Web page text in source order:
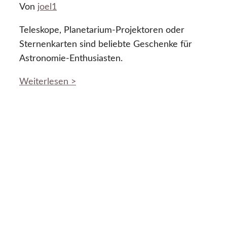
Von joel1
Teleskope, Planetarium-Projektoren oder
Sternenkarten sind beliebte Geschenke für
Astronomie-Enthusiasten.
Weiterlesen >